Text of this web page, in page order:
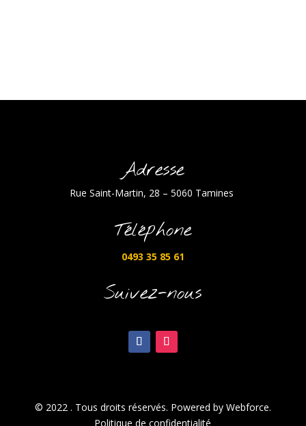
Adresse
Rue Saint-Martin, 28 – 5060 Tamines
Téléphone
0493 35 85 61
Suivez-nous
© 2022 . Tous droits réservés. Powered by Webforce.
Politique de confidentialité